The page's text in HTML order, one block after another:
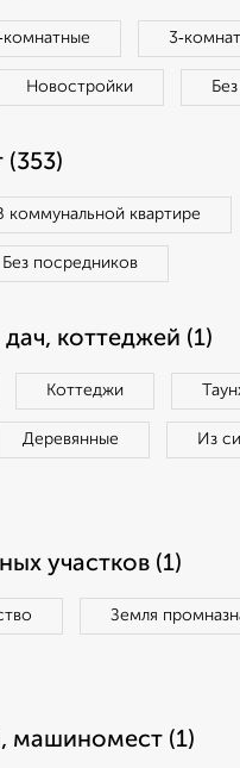
Новостройки
коммунальной квартире
Без посредников
коттеджей (1)
Коттеджи
Деревянные Из
участков (1)
Земля
машиномест (1)